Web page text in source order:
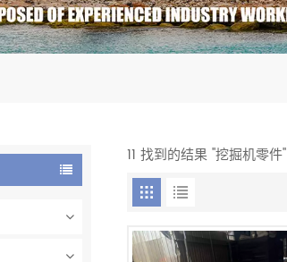
11 找到的结果 "挖掘机零件"